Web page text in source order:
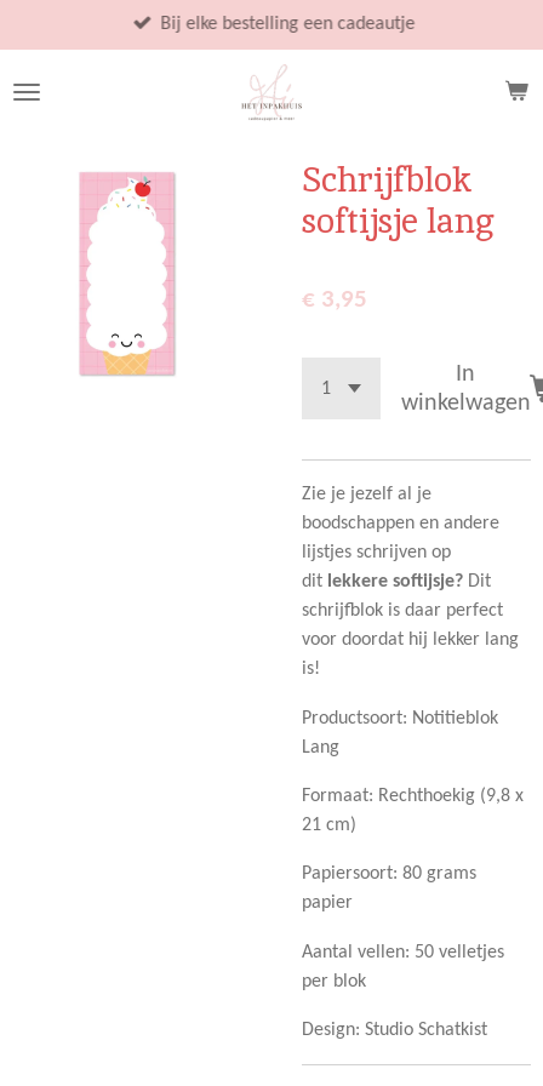
direct
naar
Bij elke bestelling een cadeautje
Schrijfblok
softijsje lang
€ 3,95
In
winkelwagen
Zie je jezelf al je
boodschappen en andere
lijstjes schrijven op
dit lekkere softijsje? Dit
schrijfblok is daar perfect
voor doordat hij lekker lang
is!
Productsoort: Notitieblok
Lang
Formaat: Rechthoekig (9,8 x
21 cm)
Papiersoort: 80 grams
papier
Aantal vellen: 50 velletjes
per blok
Design: Studio Schatkist